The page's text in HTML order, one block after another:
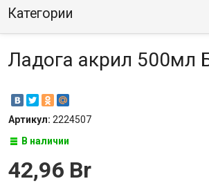
Категории
Ладога акрил 500мл
Артикул: 2224507
В наличии
42,96 Br